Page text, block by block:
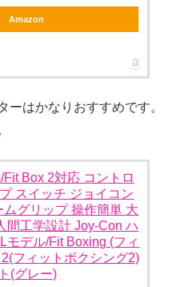
Amazon
ーはかなりおすすめです。
Box 2対応 コントロ
スイッチ ジョイコン
グリップ 操作簡単 大
間工学設計 Joy-Con ハ
モデル/Fit Boxing (フィ
フィットボクシング2)
(グレー)